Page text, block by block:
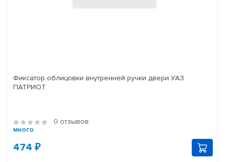
Фиксатор облицовки внутренней ручки двери УАЗ
ПАТРИОТ
0 отзывов
много
474 ₽